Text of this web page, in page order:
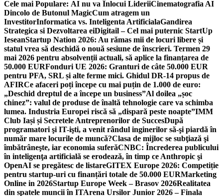
Cele mai Populare: AI nu va Înlocui LideriiCinematografia AI
Dincolo de Butonul MagicCum atragem un
InvestitorInformatica vs. Inteligenta ArtificialaGandirea
Strategica si Dezvoltarea eiDigitail – Cel mai puternic StartUp
IeseanStartup Nation 2026: Au rămas mii de locuri libere și
statul vrea să deschidă o nouă sesiune de înscrieri. Termen 29
mai 2026 pentru absolvenții actuali, să aplice la finanțarea de
50.000 EURFonduri UE 2026: Granturi de câte 50.000 EUR
pentru PFA, SRL și alte ferme mici. Ghidul DR-14 propus de
AFIRCe afaceri poți începe cu mai puțin de 1.000 de euro:
„Deschid dreptul de a începe un business”Al doilea „șoc
chinez”: valul de produse de înaltă tehnologie care va schimba
lumea. Industria Europei riscă să „dispară peste noapte”IMM
Club Iași și Secretele Antreprenorilor de SuccesDupă
programatori şi IT-işti, a venit rândul inginerilor să-şi piardă în
număr mare locurile de muncă?Clasa de mijloc se subţiază şi
îmbătrâneşte, iar economia suferăCNBC: Încrederea publicului
în inteligenţa artificială se erodează, în timp ce Anthropic şi
OpenAI se pregătesc de listareGITEX Europe 2026: Competiție
pentru startup-uri cu finanțări totale de 50.000 EURMarketing
Online in 2026Startup Europe Week – Brasov 2026Realitatea
din spatele muncii în ITArena Ursilor Junior 2026 – Finala